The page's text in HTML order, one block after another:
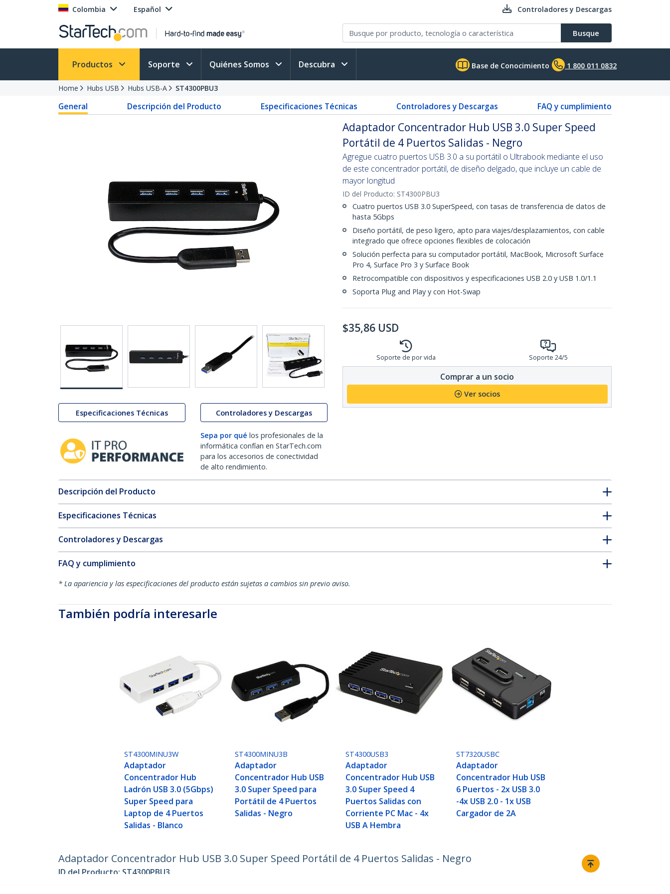
Colombia Español Controladores y Descargas
Busque
Productos Soporte Quiénes Somos Descubra Base de Conocimiento 1 800 011 0832
Home Hubs USB Hubs USB-A ST4300PBU3
General Descripción del Producto Especificaciones Técnicas Controladores y Descargas FAQ y cumplimiento
Especificaciones Técnicas Controladores y Descargas
Sepa por qué los profesionales de la
informática confían en StarTech.com
para los accesorios de conectividad
de alto rendimiento.
Adaptador Concentrador Hub USB 3.0 Super Speed
Portátil de 4 Puertos Salidas - Negro
Agregue cuatro puertos USB 3.0 a su portátil o Ultrabook mediante el uso
de este concentrador portátil, de diseño delgado, que incluye un cable de
mayor longitud
ID del Producto: ST4300PBU3
Cuatro puertos USB 3.0 SuperSpeed, con tasas de transferencia de datos de
hasta 5Gbps
Diseño portátil, de peso ligero, apto para viajes/desplazamientos, con cable
integrado que ofrece opciones flexibles de colocación
Solución perfecta para su computador portátil, MacBook, Microsoft Surface
Pro 4, Surface Pro 3 y Surface Book
Retrocompatible con dispositivos y especificaciones USB 2.0 y USB 1.0/1.1
Soporta Plug and Play y con Hot-Swap
$35,86 USD
Soporte de por vida Soporte 24/5
Comprar a un socio
Ver socios
Descripción del Producto
Especificaciones Técnicas
Controladores y Descargas
FAQ y cumplimiento
* La apariencia y las especificaciones del producto están sujetas a cambios sin previo aviso.
También podría interesarle
ST4300MINU3W
Adaptador
Concentrador Hub
Ladrón USB 3.0 (5Gbps)
Super Speed para
Laptop de 4 Puertos
Salidas - Blanco
ST4300MINU3B
Adaptador
Concentrador Hub USB
3.0 Super Speed para
Portátil de 4 Puertos
Salidas - Negro
ST4300USB3
Adaptador
Concentrador Hub USB
3.0 Super Speed 4
Puertos Salidas con
Corriente PC Mac - 4x
USB A Hembra
ST7320USBC
Adaptador
Concentrador Hub USB
6 Puertos - 2x USB 3.0
-4x USB 2.0 - 1x USB
Cargador de 2A
Adaptador Concentrador Hub USB 3.0 Super Speed Portátil de 4 Puertos Salidas - Negro
ID del Producto: ST4300PBU3